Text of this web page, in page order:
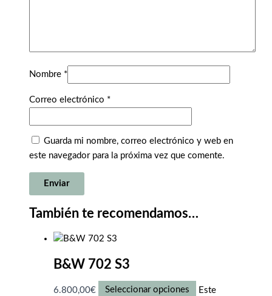
Nombre *
Correo electrónico *
Guarda mi nombre, correo electrónico y web en
este navegador para la próxima vez que comente.
También te recomendamos…
B&W 702 S3
6.800,00€ Seleccionar opciones
Este